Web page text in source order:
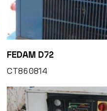
FEDAM D72
CT860814